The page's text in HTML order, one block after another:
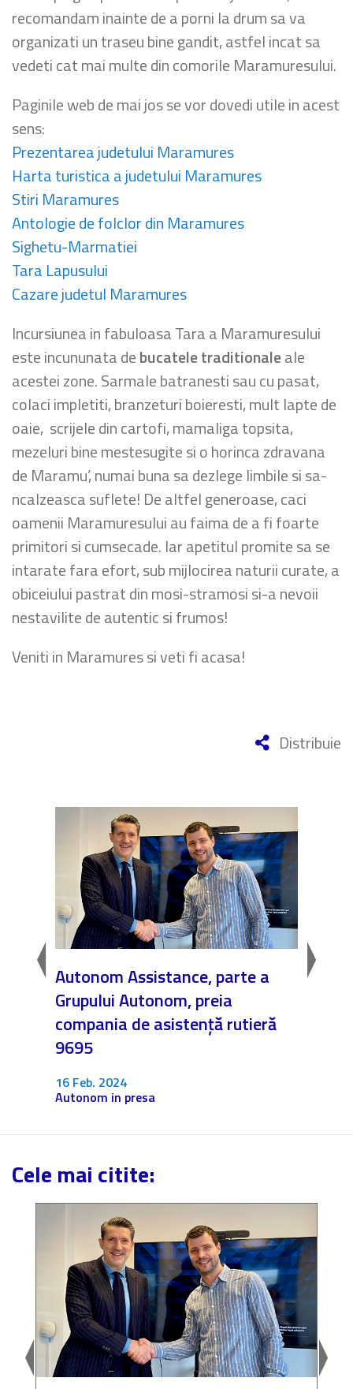
recomandam inainte de a porni la drum sa va
organizati un traseu bine gandit, astfel incat sa
vedeti cat mai multe din comorile Maramuresului.
Paginile web de mai jos se vor dovedi utile in acest
sens:
Prezentarea judetului Maramures
Harta turistica a judetului Maramures
Stiri Maramures
Antologie de folclor din Maramures
Sighetu-Marmatiei
Tara Lapusului
Cazare judetul Maramures
Incursiunea in fabuloasa Tara a Maramuresului
este incununata debucatele traditionaleale
acestei zone. Sarmale batranesti sau cu pasat,
colaci impletiti, branzeturi boieresti, mult lapte de
oaie, scrijele din cartofi, mamaliga topsita,
mezeluri bine mestesugite si o horinca zdravana
de Maramu’, numai buna sa dezlege limbile si sa-
ncalzeasca suflete! De altfel generoase, caci
oamenii Maramuresului au faima de a fi foarte
primitori si cumsecade. Iar apetitul promite sa se
intarate fara efort, sub mijlocirea naturii curate, a
obiceiului pastrat din mosi-stramosi si-a nevoii
nestavilite de autentic si frumos!
Veniti in Maramures si veti fi acasa!
Distribuie
Autonom Assistance, parte a
Grupului Autonom, preia
compania de asistență rutieră
9695
16 Feb. 2024
Autonom in presa
Cele mai citite: